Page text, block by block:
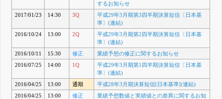
するお知らせ
2017/01/23
14:30 3Q
平成29年3月期第3四半期決算短信〔日本基
準〕(連結)
2016/10/24
13:00 2Q
平成29年3月期第2四半期決算短信〔日本基
準〕(連結)
2016/10/11
15:30 修正
業績予想の修正に関するお知らせ
2016/07/25
14:00 1Q
平成29年3月期第1四半期決算短信〔日本基
準〕(連結)
2016/04/25
13:00 通期
平成28年3月期決算短信[日本基準](連結)
2016/04/25
13:00 修正
業績予想数値と実績値との差異に関するお知